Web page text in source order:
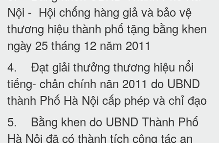
Nội - Hội chống hàng giả và bảo vệ
thương hiệu thành phố tặng bằng khen
ngày 25 tháng 12 năm 2011
4. Đạt giải thưởng thương hiệu nổi
tiếng- chân chính năn 2011 do UBND
thành Phố Hà Nội cấp phép và chỉ đạo
5. Bằng khen do UBND Thành Phố
Hà Nội đã có thành tích công tác an